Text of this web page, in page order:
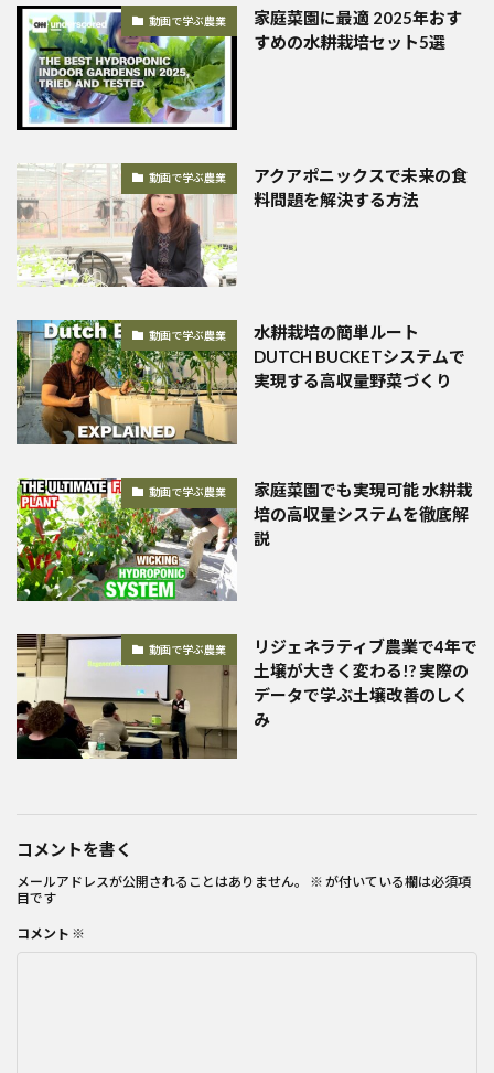
動画で学ぶ農業
家庭菜園に最適 2025年おす
すめの水耕栽培セット5選
動画で学ぶ農業
アクアポニックスで未来の食
料問題を解決する方法
動画で学ぶ農業
水耕栽培の簡単ルート
DUTCH BUCKETシステムで
実現する高収量野菜づくり
動画で学ぶ農業
家庭菜園でも実現可能 水耕栽
培の高収量システムを徹底解
説
動画で学ぶ農業
リジェネラティブ農業で4年で
土壌が大きく変わる!? 実際の
データで学ぶ土壌改善のしく
み
コメントを書く
メールアドレスが公開されることはありません。 ※ が付いている欄は必須項
目です
コメント ※